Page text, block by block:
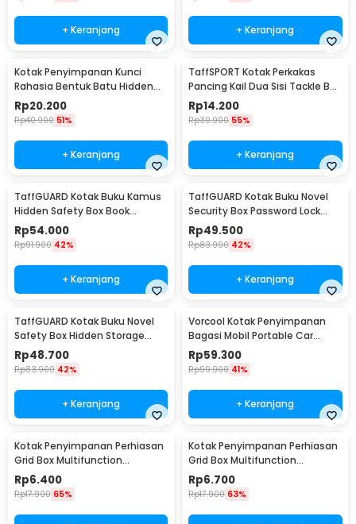
+ Keranjang + Keranjang
Kotak Penyimpanan Kunci
Rahasia Bentuk Batu Hidden
Key Box - B0521
Rp20.200
Rp40.900 51%
+ Keranjang
TaffSPORT Kotak Perkakas
Pancing Kail Dua Sisi Tackle Box
14 Grid - LX01
Rp14.200
Rp30.900 55%
+ Keranjang
TaffGUARD Kotak Buku Kamus
Hidden Safety Box Book
Password Lock Size S - KB-10P
Rp54.000
Rp91.900 42%
+ Keranjang
TaffGUARD Kotak Buku Novel
Security Box Password Lock
Size S - KB-20P
Rp49.500
Rp83.900 42%
+ Keranjang
TaffGUARD Kotak Buku Novel
Safety Box Hidden Storage
Password Lock - KB-30P
Rp48.700
Rp83.900 42%
+ Keranjang
Vorcool Kotak Penyimpanan
Bagasi Mobil Portable Car
Storage Box 25 L - VL25
Rp59.300
Rp99.900 41%
+ Keranjang
Kotak Penyimpanan Perhiasan
Grid Box Multifunction
Organizer 24 Slot - J13/J24
Rp6.400
Rp17.900 65%
Kotak Penyimpanan Perhiasan
Grid Box Multifunction
Organizer 13 Slot - J13/J24
Rp6.700
Rp17.900 63%